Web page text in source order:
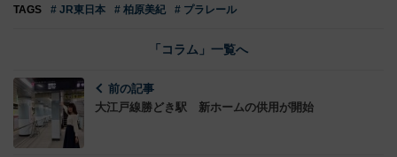
TAGS # JR東日本 # 柏原美紀 # プラレール
「コラム」一覧へ
前の記事
大江戸線勝どき駅 新ホームの供用が開始